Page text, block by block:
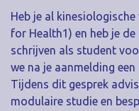
Heb je al
for Health1) en heb je
schrijven als student
we na je aanmelding
Tijdens dit gesprek
modulaire studie en